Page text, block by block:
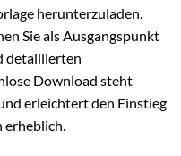
herunterzuladen.
Sie als Ausgangspunkt
detaillierten
Download steht
erleichtert den Einstieg